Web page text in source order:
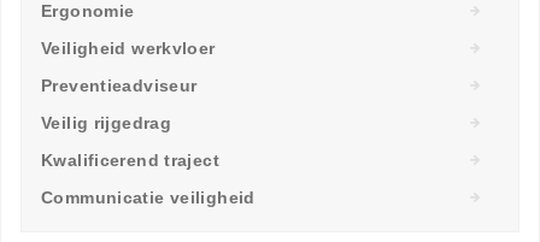
Ergonomie
Veiligheid werkvloer
Preventieadviseur
Veilig rijgedrag
Kwalificerend traject
Communicatie veiligheid